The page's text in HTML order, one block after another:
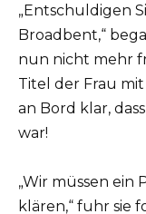
„Entschuldigen
Broadbent,“
nun nicht mehr
Titel der Frau
an Bord klar,
war!
„Wir müssen
klären,“ fuhr sie